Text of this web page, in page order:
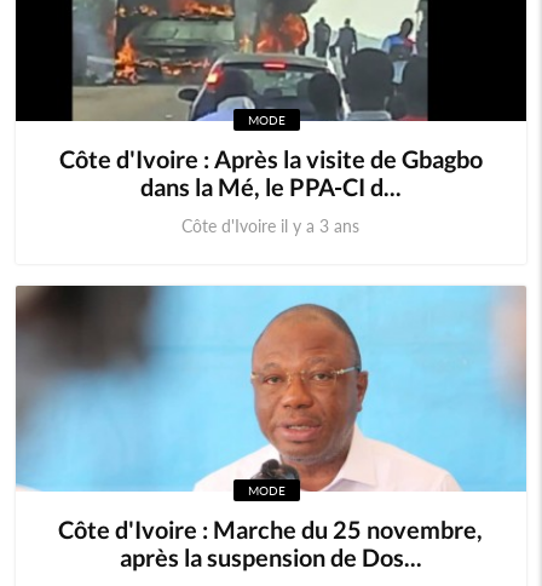
MODE
Côte d'Ivoire : Après la visite de Gbagbo
dans la Mé, le PPA-CI d...
Côte d'Ivoire il y a 3 ans
MODE
Côte d'Ivoire : Marche du 25 novembre,
après la suspension de Dos...